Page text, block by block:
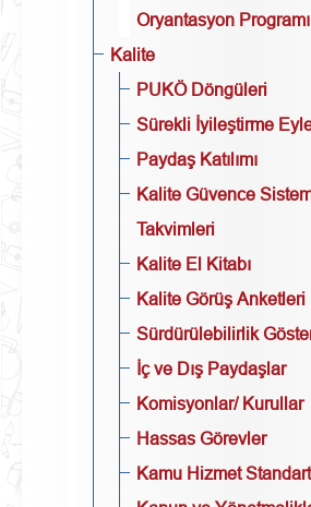
Oryantasyon Programı
Kalite
PUKÖ Döngüleri
Sürekli İyileştirme
Paydaş Katılımı
Kalite Güvence
Takvimleri
Kalite El Kitabı
Kalite Görüş Anketleri
Sürdürülebilirlik
İç ve Dış Paydaşlar
Komisyonlar/ Kurullar
Hassas Görevler
Kamu Hizmet